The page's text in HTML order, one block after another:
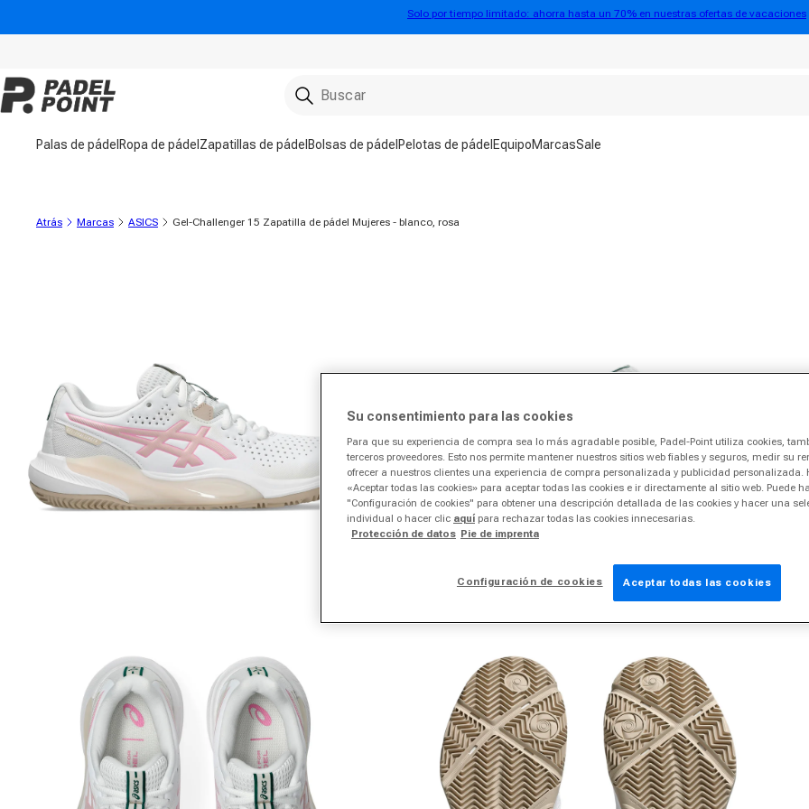
Solo por tiempo limitado: ahorra hasta un 70% en nuestras ofertas de vacaciones
Palas de pádel Ropa de pádel Zapatillas de pádel Bolsas de pádel Pelotas de pádel EquipoMarcasSale
Atrás Marcas ASICS Gel-Challenger 15 Zapatilla de pádel Mujeres - blanco, rosa
Su consentimiento para las cookies
Para que su experiencia de compra sea lo más agradable posible, Padel-Point utiliza cookies,
terceros proveedores. Esto nos permite mantener nuestros sitios web fiables y seguros, medir su
ofrecer a nuestros clientes una experiencia de compra personalizada y publicidad personalizada.
«Aceptar todas las cookies» para aceptar todas las cookies e ir directamente al sitio web. Puede
"Configuración de cookies" para obtener una descripción detallada de las cookies y hacer una
individual o hacer clic aquí para rechazar todas las cookies innecesarias.
Protección de datos Pie de imprenta
Configuración de cookies Aceptar todas las cookies